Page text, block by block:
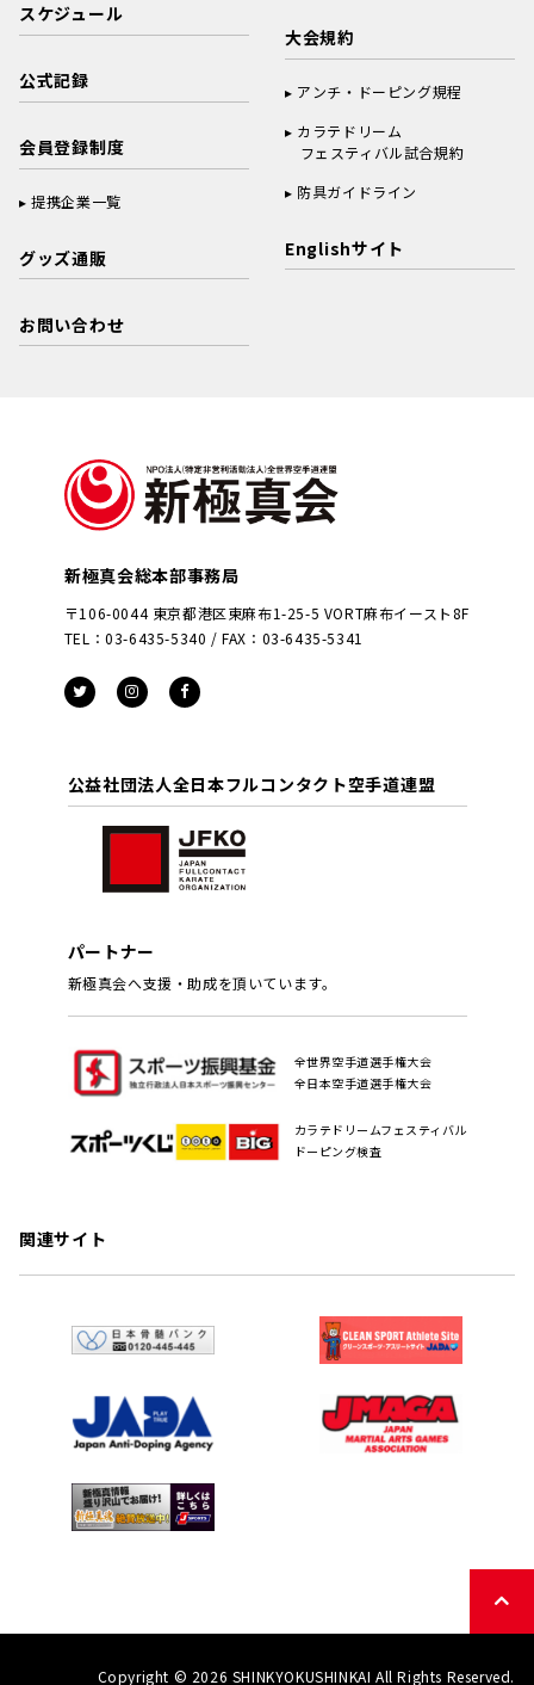
スケジュール
公式記録
会員登録制度
提携企業一覧
グッズ通販
お問い合わせ
大会規約
アンチ・ドーピング規程
カラテドリーム
フェスティバル試合規約
防具ガイドライン
Englishサイト
新極真会総本部事務局
〒106-0044 東京都港区東麻布1-25-5 VORT麻布イースト8F
TEL：03-6435-5340 / FAX：03-6435-5341
公益社団法人全日本フルコンタクト空手道連盟
パートナー
新極真会へ支援・助成を頂いています。
全世界空手道選手権大会
全日本空手道選手権大会
カラテドリームフェスティバル
ドーピング検査
関連サイト
Copyright © 2026 SHINKYOKUSHINKAI All Rights Reserved.